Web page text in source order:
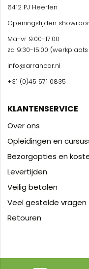
6412 PJ Heerlen
Openingstijden
Ma-vr 9:00-17:00
za 9:30-15:00
info@arrancar.nl
+31 (0)45 571 0835
KLANTENSERVICE
Over ons
Opleidingen en
Bezorgopties en
Levertijden
Veilig betalen
Veel gestelde vragen
Retouren